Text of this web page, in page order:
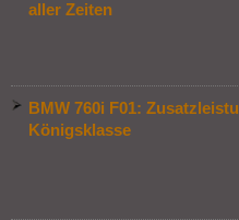
aller Zeiten
BMW 760i F01:
Königsklasse